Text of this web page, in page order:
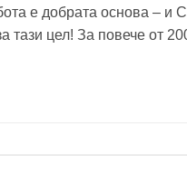
е добрата основа – и
тази цел! За повече от